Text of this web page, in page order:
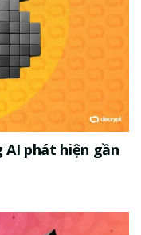
AI phát hiện gần